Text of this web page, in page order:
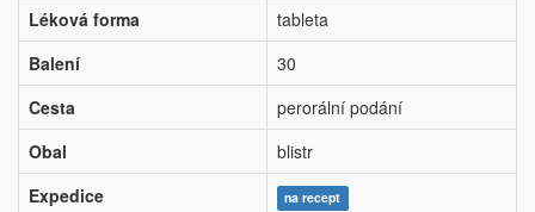
Léková forma
tableta
Balení
30
Cesta
perorální podání
Obal
blistr
Expedice
na recept